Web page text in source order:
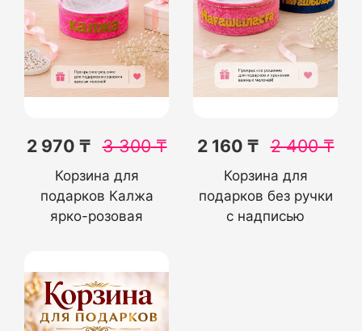
2 970 ₸ 3 300₸
Корзина для
подарков Калжа
ярко-розовая
2 160 ₸ 2 400₸
Корзина для
подарков без ручки
с надписью